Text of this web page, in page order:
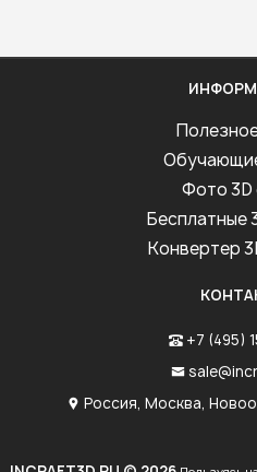
Фото 3D
Бесплатные
Конвертер
+7 (495)
Россия, Москва,